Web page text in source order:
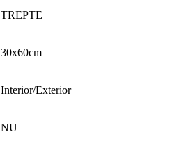
TREPTE
30x60cm
Interior/Exterior
NU